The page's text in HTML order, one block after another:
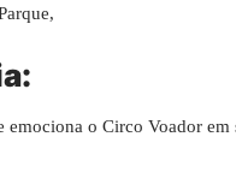
emociona o Circo Voador em